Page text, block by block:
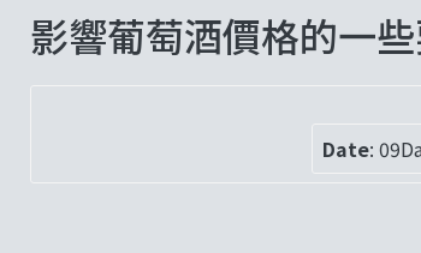
影響葡萄酒價格的一
Date: